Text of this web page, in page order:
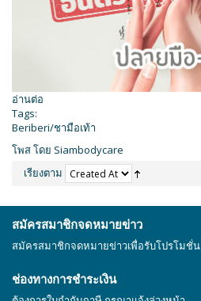
อ่านต่อ
Tags:
Beriberi/ชามือเท้า
โพส โดย Siambodycare
เรียงตาม
สมัครสมาชิกจดหมายข่าว
สมัครสมาชิกจดหมายข่าวเพื่อรับโปรโมชั่น
ช่องทางการชำระเงิน